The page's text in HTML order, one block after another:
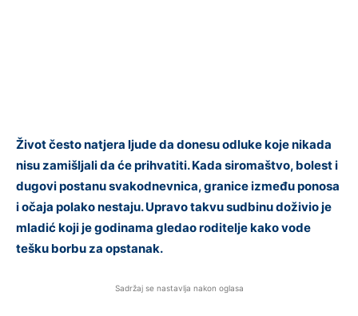
Život često natjera ljude da donesu odluke koje nikada
nisu zamišljali da će prihvatiti. Kada siromaštvo, bolest i
dugovi postanu svakodnevnica, granice između ponosa
i očaja polako nestaju. Upravo takvu sudbinu doživio je
mladić koji je godinama gledao roditelje kako vode
tešku borbu za opstanak.
Sadržaj se nastavlja nakon oglasa